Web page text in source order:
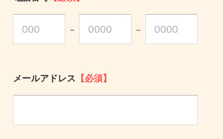
－ －
メールアドレス 【必須】